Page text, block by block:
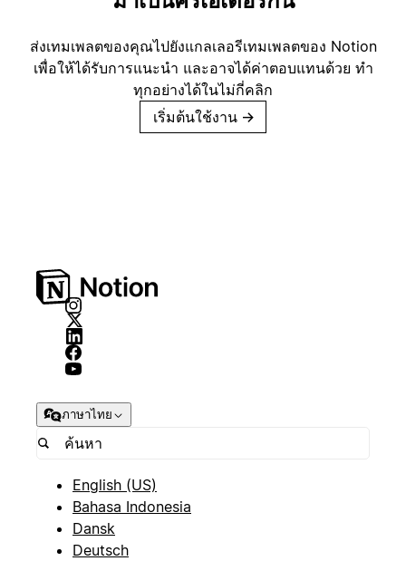
ส่งเทมเพลตของคุณไปยังแกลเลอรีเทมเพลตของ Notion
เพื่อให้ได้รับการแนะนำ และอาจได้ค่าตอบแทนด้วย ทำ
ทุกอย่างได้ในไม่กี่คลิก
เริ่มต้นใช้งาน →
ภาษาไทย
English (US)
Bahasa Indonesia
Dansk
Deutsch